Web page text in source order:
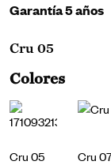
Cru 05
Colores
Cru 05 Cru
Garantía 5 años